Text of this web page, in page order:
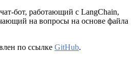
бот, работающий с LangChain,
на вопросы на основе файла
по ссылке GitHub.